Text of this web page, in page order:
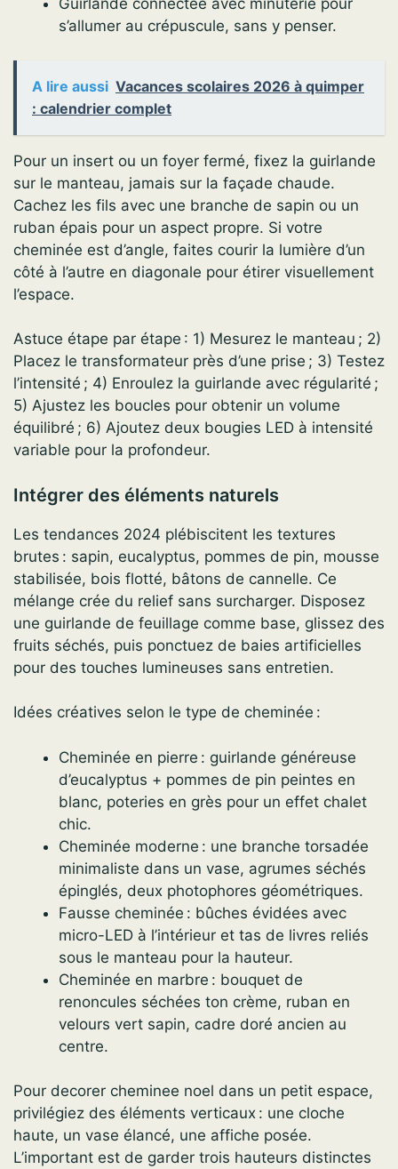
Guirlande connectée avec minuterie pour
s’allumer au crépuscule, sans y penser.
A lire aussi Vacances scolaires 2026 à quimper
: calendrier complet
Pour un insert ou un foyer fermé, fixez la guirlande
sur le manteau, jamais sur la façade chaude.
Cachez les fils avec une branche de sapin ou un
ruban épais pour un aspect propre. Si votre
cheminée est d’angle, faites courir la lumière d’un
côté à l’autre en diagonale pour étirer visuellement
l’espace.
Astuce étape par étape : 1) Mesurez le manteau ; 2)
Placez le transformateur près d’une prise ; 3) Testez
l’intensité ; 4) Enroulez la guirlande avec régularité ;
5) Ajustez les boucles pour obtenir un volume
équilibré ; 6) Ajoutez deux bougies LED à intensité
variable pour la profondeur.
Intégrer des éléments naturels
Les tendances 2024 plébiscitent les textures
brutes : sapin, eucalyptus, pommes de pin, mousse
stabilisée, bois flotté, bâtons de cannelle. Ce
mélange crée du relief sans surcharger. Disposez
une guirlande de feuillage comme base, glissez des
fruits séchés, puis ponctuez de baies artificielles
pour des touches lumineuses sans entretien.
Idées créatives selon le type de cheminée :
Cheminée en pierre : guirlande généreuse
d’eucalyptus + pommes de pin peintes en
blanc, poteries en grès pour un effet chalet
chic.
Cheminée moderne : une branche torsadée
minimaliste dans un vase, agrumes séchés
épinglés, deux photophores géométriques.
Fausse cheminée : bûches évidées avec
micro-LED à l’intérieur et tas de livres reliés
sous le manteau pour la hauteur.
Cheminée en marbre : bouquet de
renoncules séchées ton crème, ruban en
velours vert sapin, cadre doré ancien au
centre.
Pour decorer cheminee noel dans un petit espace,
privilégiez des éléments verticaux : une cloche
haute, un vase élancé, une affiche posée.
L’important est de garder trois hauteurs distinctes